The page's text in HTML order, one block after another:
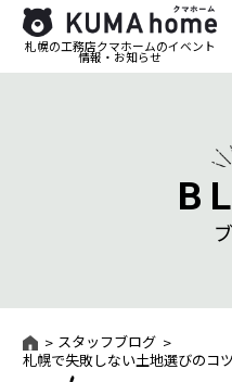
札幌の工務店クマホームのイベント
情報・お知らせ
スタッフブログ
札幌で失敗しない土地選びのコ